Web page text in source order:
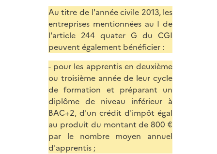
Au titre de l'année civile 2013, les
entreprises mentionnées au I de
l'article 244 quater G du CGI
peuvent également bénéficier :
- pour les apprentis en deuxième
ou troisième année de leur cycle
de formation et préparant un
diplôme de niveau inférieur à
BAC+2, d'un crédit d'impôt égal
au produit du montant de 800 €
par le nombre moyen annuel
d'apprentis ;